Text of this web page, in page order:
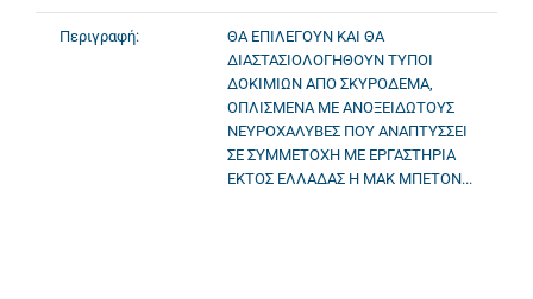
Περιγραφή:
ΘΑ ΕΠΙΛΕΓΟΥΝ ΚΑΙ ΘΑ
ΔΙΑΣΤΑΣΙΟΛΟΓΗΘΟΥΝ ΤΥΠΟΙ
ΔΟΚΙΜΙΩΝ ΑΠΟ ΣΚΥΡΟΔΕΜΑ,
ΟΠΛΙΣΜΕΝΑ ΜΕ ΑΝΟΞΕΙΔΩΤΟΥΣ
ΝΕΥΡΟΧΑΛΥΒΕΣ ΠΟΥ ΑΝΑΠΤΥΣΣΕΙ
ΣΕ ΣΥΜΜΕΤΟΧΗ ΜΕ ΕΡΓΑΣΤΗΡΙΑ
ΕΚΤΟΣ ΕΛΛΑΔΑΣ Η ΜΑΚ ΜΠΕΤΟΝ...